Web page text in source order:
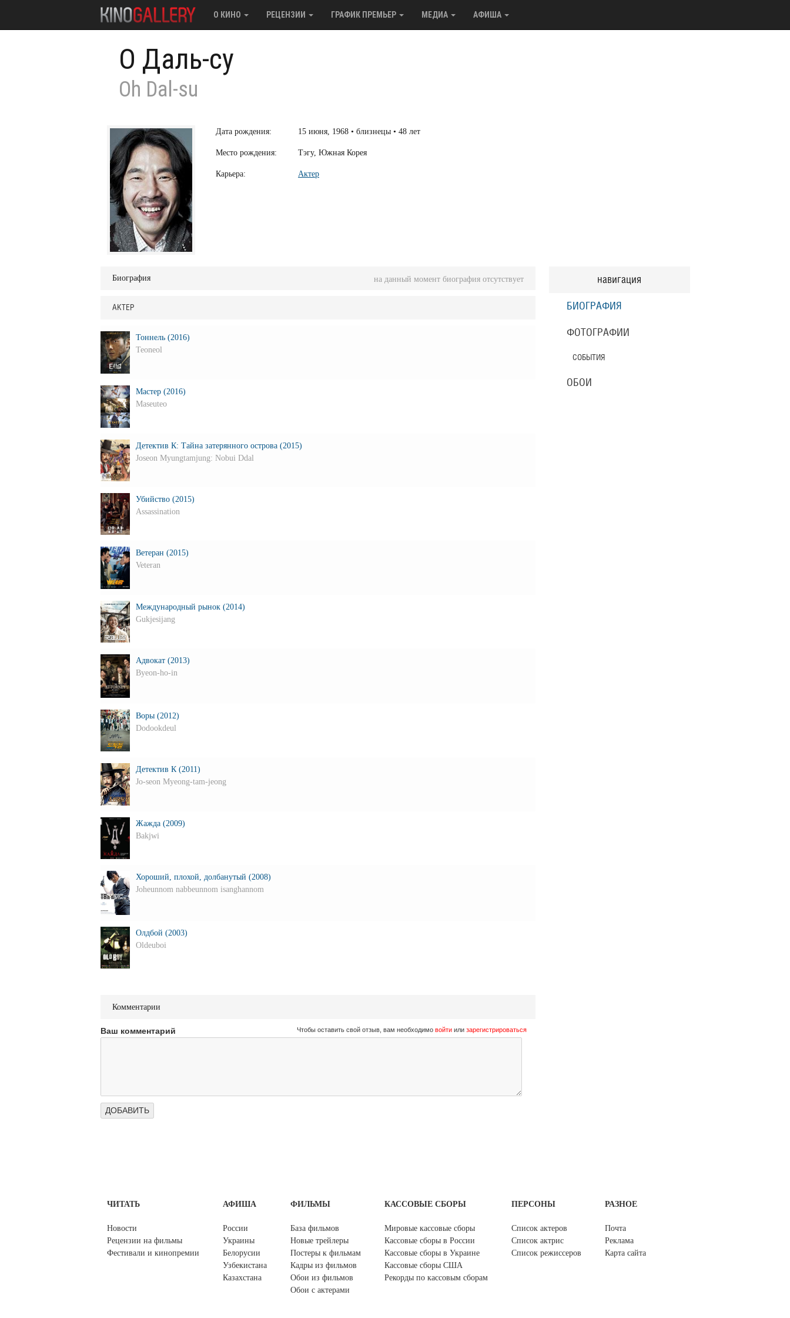
О КИНО РЕЦЕНЗИИ ГРАФИК ПРЕМЬЕР МЕДИА АФИША
О Даль-су
Oh Dal-su
Дата рождения: 15 июня, 1968 • близнецы • 48 лет
Место рождения: Тэгу, Южная Корея
Карьера: Актер
навигация
БИОГРАФИЯ
ФОТОГРАФИИ
СОБЫТИЯ
ОБОИ
Биография на данный момент биография отсутствует
АКТЕР
Тоннель (2016)
Teoneol
Мастер (2016)
Maseuteo
Детектив К: Тайна затерянного острова (2015)
Joseon Myungtamjung: Nobui Ddal
Убийство (2015)
Assassination
Ветеран (2015)
Veteran
Международный рынок (2014)
Gukjesijang
Адвокат (2013)
Byeon-ho-in
Воры (2012)
Dodookdeul
Детектив К (2011)
Jo-seon Myeong-tam-jeong
Жажда (2009)
Bakjwi
Хороший, плохой, долбанутый (2008)
Joheunnom nabbeunnom isanghannom
Олдбой (2003)
Oldeuboi
Комментарии
Ваш комментарий Чтобы оставить свой отзыв, вам необходимо войтиили зарегистрироваться
ЧИТАТЬ
Новости
Рецензии на фильмы
Фестивали и кинопремии
АФИША
России
Украины
Белорусии
Узбекистана
Казахстана
ФИЛЬМЫ
База фильмов
Новые трейлеры
Постеры к фильмам
Кадры из фильмов
Обои из фильмов
Обои с актерами
КАССОВЫЕ СБОРЫ
Мировые кассовые сборы
Кассовые сборы в России
Кассовые сборы в Украине
Кассовые сборы США
Рекорды по кассовым сборам
ПЕРСОНЫ
Список актеров
Список актрис
Список режиссеров
РАЗНОЕ
Почта
Реклама
Карта сайта